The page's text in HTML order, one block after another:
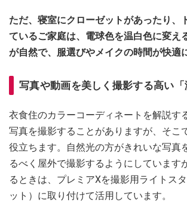
ただ、寝室にクローゼットがあったり、
ているご家庭は、電球色を温白色に変え
が自然で、服選びやメイクの時間が快適
写真や動画を美しく撮影する高い「
衣食住のカラーコーディネートを解説す
写真を撮影することがありますが、そこ
役立ちます。自然光の方がきれいな写真
るべく屋外で撮影するようにしています
るときは、プレミアXを撮影用ライトス
ット）に取り付けて活用しています。